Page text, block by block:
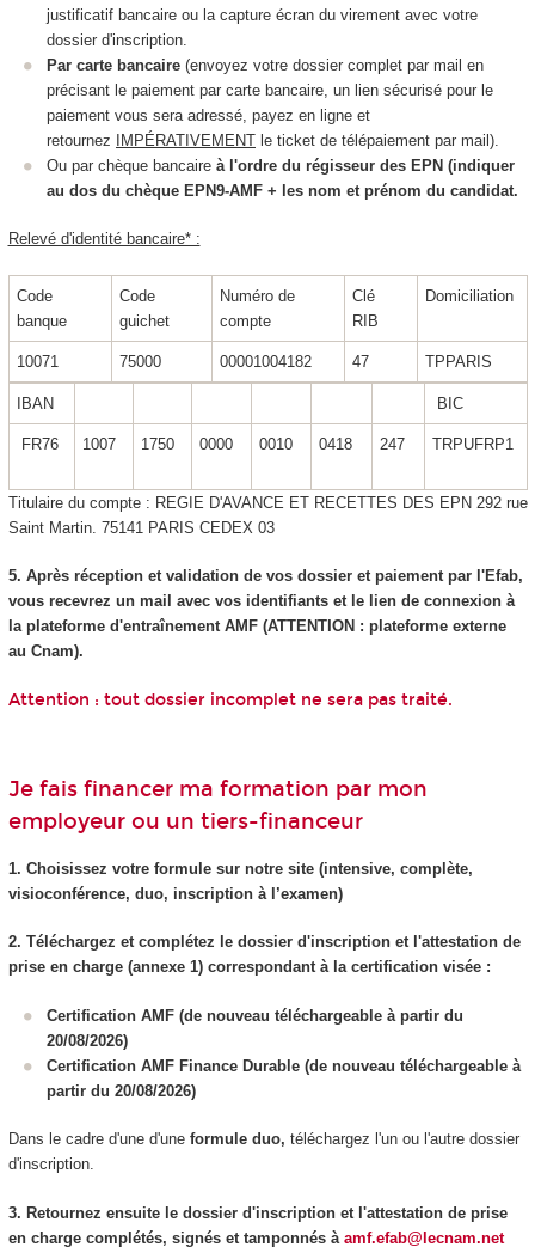
justificatif bancaire ou la capture écran du virement avec votre
dossier d'inscription.
Par carte bancaire (envoyez votre dossier complet par mail en
précisant le paiement par carte bancaire, un lien sécurisé pour le
paiement vous sera adressé, payez en ligne et
retournez IMPÉRATIVEMENT le ticket de télépaiement par mail).
Ou par chèque bancaire à l'ordre du régisseur des EPN (indiquer
au dos du chèque EPN9-AMF + les nom et prénom du candidat.
Relevé d'identité bancaire* :
Code
banque
Code
guichet
Numéro de
compte
Clé
RIB
Domiciliation
10071 75000 00001004182 47 TPPARIS
IBAN BIC
FR76 1007 1750 0000 0010 0418 247 TRPUFRP1
Titulaire du compte : REGIE D'AVANCE ET RECETTES DES EPN 292 rue
Saint Martin. 75141 PARIS CEDEX 03
5. Après réception et validation de vos dossier et paiement par l'Efab,
vous recevrez un mail avec vos identifiants et le lien de connexion à
la plateforme d'entraînement AMF (ATTENTION : plateforme externe
au Cnam).
Attention : tout dossier incomplet ne sera pas traité.
Je fais financer ma formation par mon
employeur ou un tiers-financeur
1. Choisissez votre formule sur notre site (intensive, complète,
visioconférence, duo, inscription à l’examen)
2. Téléchargez et complétez le dossier d'inscription et l'attestation de
prise en charge (annexe 1) correspondant à la certification visée :
Certification AMF (de nouveau téléchargeable à partir du
20/08/2026)
Certification AMF Finance Durable (de nouveau téléchargeable à
partir du 20/08/2026)
Dans le cadre d'une d'uneformule duo, téléchargez l'un ou l'autre dossier
d'inscription.
3. Retournez ensuite le dossier d'inscription et l'attestation de prise
en charge complétés, signés et tamponnés à amf.efab@lecnam.net